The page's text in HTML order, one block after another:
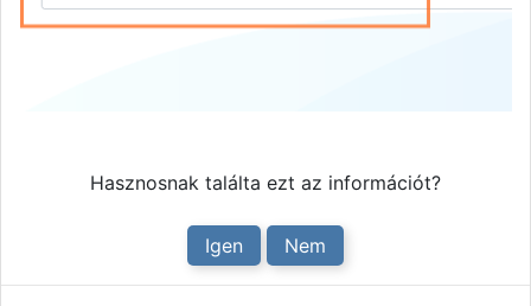
Hasznosnak találta ezt az információt?
Igen Nem